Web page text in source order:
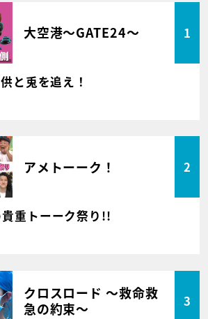
大空港～GATE24～ 1
と兎を追え！
アメトーーク！ 2
重トーーク祭り!!
クロスロード ～救命救
急の約束～
3